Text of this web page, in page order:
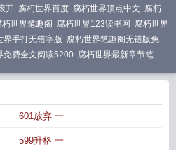
开 腐朽世界百度 腐朽世界顶点中文 腐朽
朽世界笔趣阁 腐朽世界123读书网 腐朽世界
界手打无错字版 腐朽世界笔趣阁无错版免
免费全文阅读5200 腐朽世界最新章节笔趣
601放弃 一
599升格 一